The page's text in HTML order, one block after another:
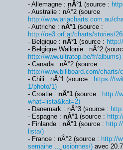
- Allemagne : nÂ°1 (source :
- Australie : nÂ°2 (source
http://www.ariacharts.com.au/
- Autriche : nÂ°1 (source :
http://oe3.orf.at/charts/stories/
- Belgique : nÂ°1 (source :
- Belgique Wallonie : nÂ°2
http://www.ultratop.be/fr/albums)
- Canada : nÂ°2 (source :
http://www.billboard.com/charts/
- Chili : nÂ°1 (source : https://
1/photo/1)
- Croatie : nÂ°1 (source : http://
what=lista&kat=2)
- Danemark : nÂ°3 (source :
- Espagne : nÂ°1 (source :
- Finlande : nÂ°1 (source :
lista/)
- France : nÂ°2 (source : http://
semaine … usionnes/) avec